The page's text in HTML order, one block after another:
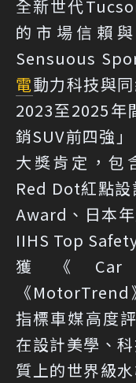
全新世代
的市場信賴
Sensuous
電動力科技與
2023至2025年
銷SUV前四強
大獎肯定，包
Red Dot紅點
Award、日本
IIHS Top
獲《Car
《
指標車媒高度
在設計美學、
質上的世界級